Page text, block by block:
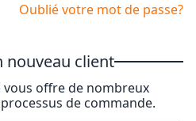
Oublié votre mot de passe?
nouveau client
offre de nombreux
de commande.